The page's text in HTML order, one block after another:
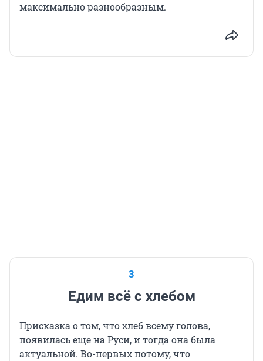
максимально разнообразным.
3
Едим всё с хлебом
Присказка о том, что хлеб всему голова,
появилась еще на Руси, и тогда она была
актуальной. Во-первых потому, что